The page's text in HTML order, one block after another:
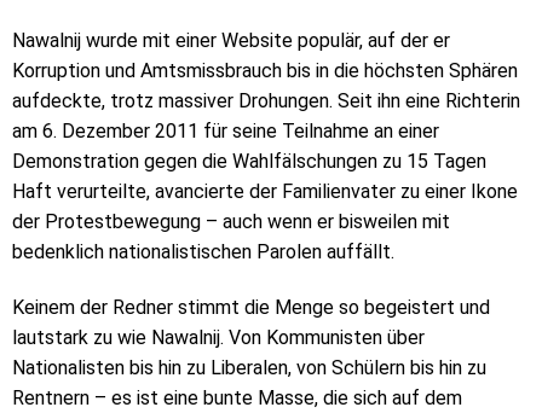
Nawalnij wurde mit einer Website populär, auf der er
Korruption und Amtsmissbrauch bis in die höchsten Sphären
aufdeckte, trotz massiver Drohungen. Seit ihn eine Richterin
am 6. Dezember 2011 für seine Teilnahme an einer
Demonstration gegen die Wahlfälschungen zu 15 Tagen
Haft verurteilte, avancierte der Familienvater zu einer Ikone
der Protestbewegung – auch wenn er bisweilen mit
bedenklich nationalistischen Parolen auffällt.
Keinem der Redner stimmt die Menge so begeistert und
lautstark zu wie Nawalnij. Von Kommunisten über
Nationalisten bis hin zu Liberalen, von Schülern bis hin zu
Rentnern – es ist eine bunte Masse, die sich auf dem